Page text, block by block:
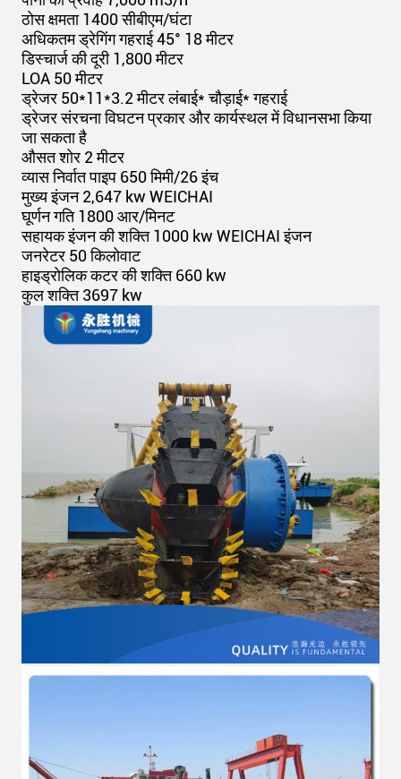
ठोस क्षमता 1400 सीबीएम/घंटा
अधिकतम ड्रेगिंग गहराई 45° 18 मीटर
डिस्चार्ज की दूरी 1,800 मीटर
LOA 50 मीटर
ड्रेजर 50*11*3.2 मीटर लंबाई* चौड़ाई* गहराई
ड्रेजर संरचना विघटन प्रकार और कार्यस्थल में विधानसभा किया
जा सकता है
औसत शोर 2 मीटर
व्यास निर्वात पाइप 650 मिमी/26 इंच
मुख्य इंजन 2,647 kw WEICHAI
घूर्णन गति 1800 आर/मिनट
सहायक इंजन की शक्ति 1000 kw WEICHAI इंजन
जनरेटर 50 किलोवाट
हाइड्रोलिक कटर की शक्ति 660 kw
कुल शक्ति 3697 kw